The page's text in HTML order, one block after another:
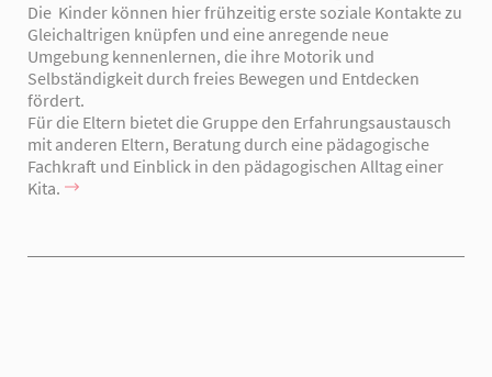
Die Kinder können hier frühzeitig erste soziale Kontakte zu
Gleichaltrigen knüpfen und eine anregende neue
Umgebung kennenlernen, die ihre Motorik und
Selbständigkeit durch freies Bewegen und Entdecken
fördert.
Für die Eltern bietet die Gruppe den Erfahrungsaustausch
mit anderen Eltern, Beratung durch eine pädagogische
Fachkraft und Einblick in den pädagogischen Alltag einer
Kita.